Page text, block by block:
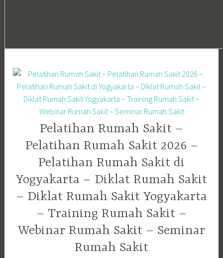
Pelatihan Rumah Sakit –
Pelatihan Rumah Sakit 2026 –
Pelatihan Rumah Sakit di
Yogyakarta – Diklat Rumah Sakit
– Diklat Rumah Sakit Yogyakarta
– Training Rumah Sakit –
Webinar Rumah Sakit – Seminar
Rumah Sakit